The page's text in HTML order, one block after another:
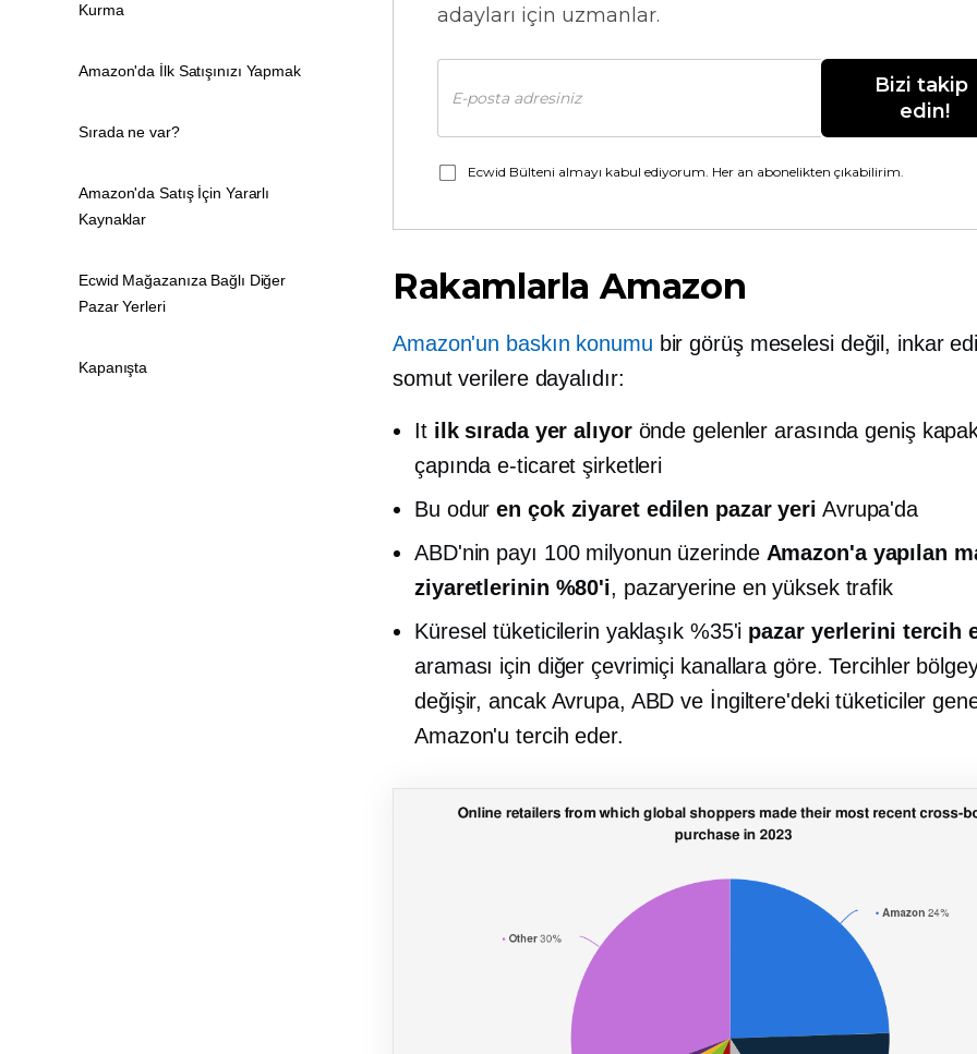
adayları için uzmanlar.
Bizi takip
edin!
Ecwid Bülteni almayı kabul ediyorum. Her an abonelikten çıkabilirim.
Rakamlarla Amazon
Amazon'un baskın konumu bir görüş meselesi değil, inkar
somut verilere dayalıdır:
It ilk sırada yer alıyorönde gelenler arasındageniş
çapında e-ticaret şirketleri
Bu oduren çok ziyaret edilen pazar yeri Avrupa'da
ABD'nin payı 100 milyonun üzerinde Amazon'a yapılan
ziyaretlerinin %80'i, pazaryerine en yüksek trafik
Küresel tüketicilerin yaklaşık %35'i pazar yerlerini tercih
araması için diğer çevrimiçi kanallara göre. Tercihler
değişir, ancak Avrupa, ABD ve İngiltere'deki tüketiciler
Amazon'u tercih eder.
Kurma
Amazon'da İlk Satışınızı Yapmak
Sırada ne var?
Amazon'da Satış İçin Yararlı
Kaynaklar
Ecwid Mağazanıza Bağlı Diğer
Pazar Yerleri
Kapanışta